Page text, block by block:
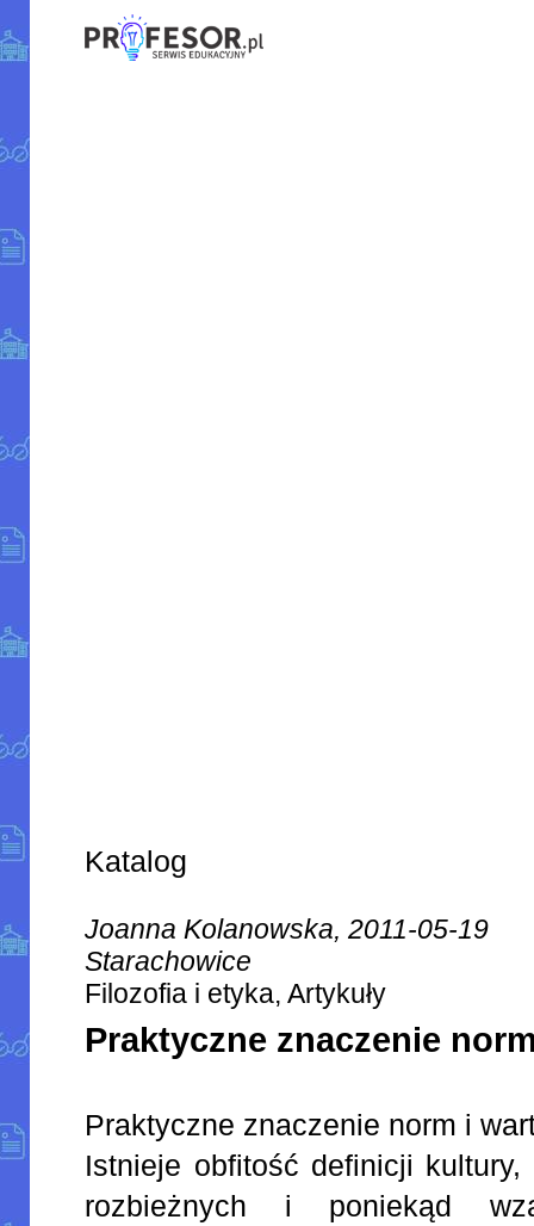
Katalog
Joanna Kolanowska, 2011-05-19
Starachowice
Filozofia i etyka, Artykuły
Praktyczne znaczenie
Praktyczne znaczenie norm i
Istnieje obfitość definicji
rozbieżnych i poniekąd